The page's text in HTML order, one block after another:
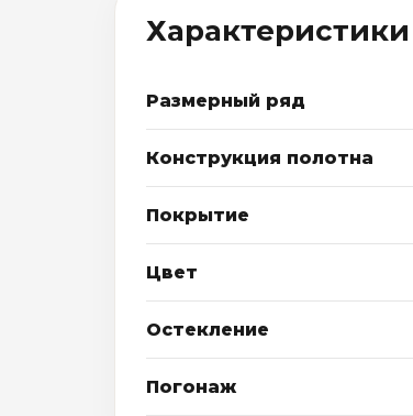
Характеристики
Размерный ряд
Конструкция полотна
Покрытие
Цвет
Остекление
Погонаж